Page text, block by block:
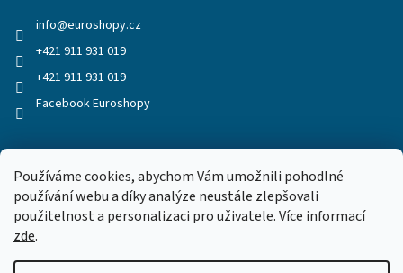
Používáme cookies, abychom Vám umožnili pohodlné
používání webu a díky analýze neustále zlepšovali
použitelnost a personalizaci pro uživatele. Více informací
zde.
info@euroshopy.cz
+421 911 931 019
+421 911 931 019
Facebook Euroshopy